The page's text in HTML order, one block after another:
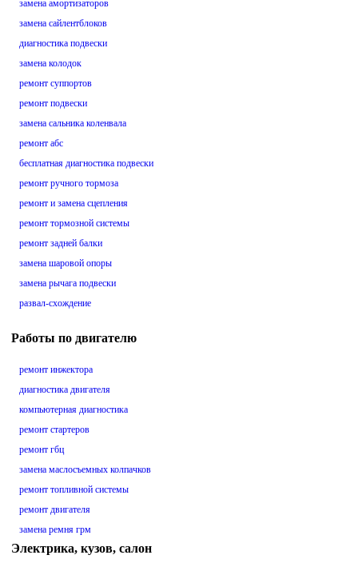
замена амортизаторов
замена сайлентблоков
диагностика подвески
замена колодок
ремонт суппортов
ремонт подвески
замена сальника коленвала
ремонт абс
бесплатная диагностика подвески
ремонт ручного тормоза
ремонт и замена сцепления
ремонт тормозной системы
ремонт задней балки
замена шаровой опоры
замена рычага подвески
развал-схождение
Работы по двигателю
ремонт инжектора
диагностика двигателя
компьютерная диагностика
ремонт стартеров
ремонт гбц
замена маслосъемных колпачков
ремонт топливной системы
ремонт двигателя
замена ремня грм
Электрика, кузов, салон